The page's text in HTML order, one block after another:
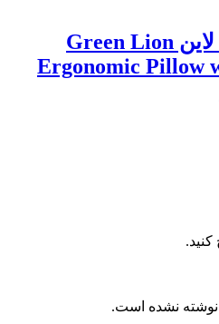
ماساژور گردن گرین لاین Green Lion
Ergonomic Pillow
نوشته نشده است.